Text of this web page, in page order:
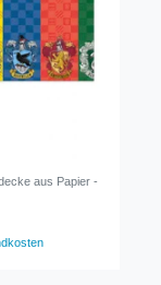
aus Papier -